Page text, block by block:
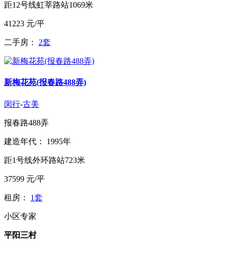
距12号线虹莘路站1069米
41223 元/平
二手房： 2套
新梅花苑(报春路488弄)
闵行-古美
报春路488弄
建造年代： 1995年
距1号线外环路站723米
37599 元/平
租房： 1套
小区专家
平阳三村